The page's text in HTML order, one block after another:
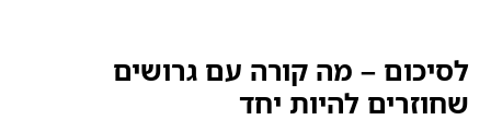
לסיכום – מה קורה עם גרושים
שחוזרים להיות יחד